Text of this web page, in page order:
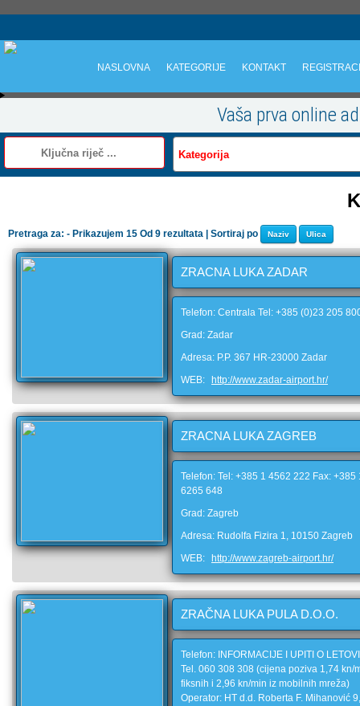
NASLOVNA KATEGORIJE KONTAKT
Vaša prva online
Pretraga za: - Prikazujem 15 Od 9 rezultata | Sortiraj po Naziv Ulica
ZRACNA LUKA ZADAR
Telefon: Centrala Tel: +385 (0)23 205
Grad: Zadar
Adresa: P.P. 367 HR-23000 Zadar
WEB:
http://www.zadar-airport.hr/
ZRACNA LUKA ZAGREB
Telefon: Tel: +385 1 4562 222 Fax: +385
6265 648
Grad: Zagreb
Adresa: Rudolfa Fizira 1, 10150 Zagreb
WEB:
http://www.zagreb-airport.hr/
ZRAČNA LUKA PULA D.O.O.
Telefon: INFORMACIJE I UPITI O
Tel. 060 308 308 (cijena poziva 1,74 kn/
fiksnih i 2,96 kn/min iz mobilnih mreža)
Operator: HT d.d. Roberta F. Mihanović 9,